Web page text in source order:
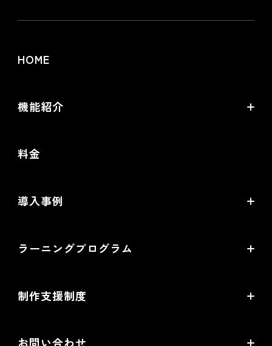
HOME
機能紹介
オムニチャネル・OMO
提携サービス一覧
料金
導入事例
導入企業一覧
ラーニングプログラム
オープンセミナー一覧
制作支援制度
お問い合わせ